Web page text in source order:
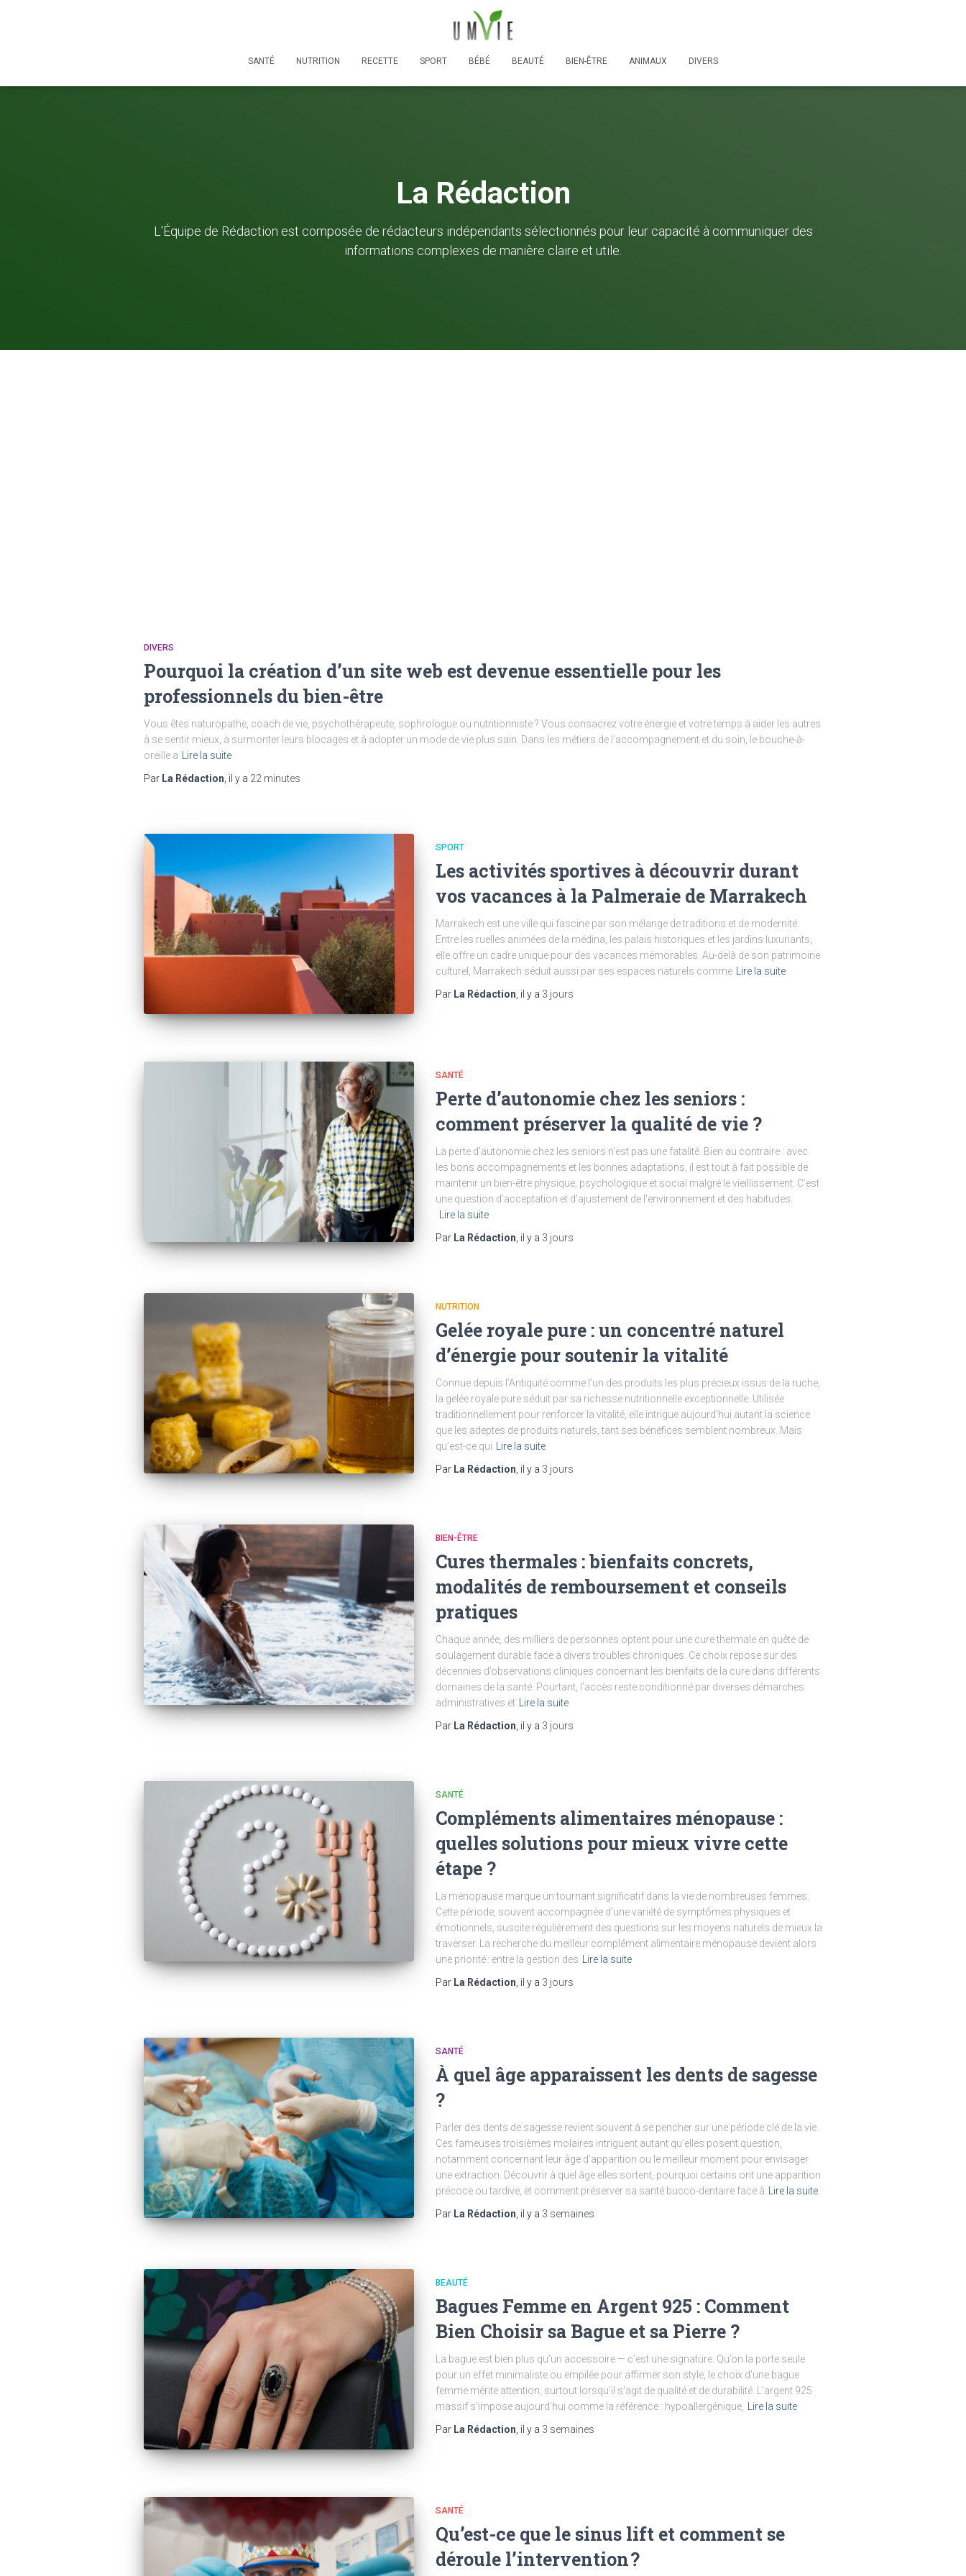
SANTÉ NUTRITION RECETTE SPORT BÉBÉ BEAUTÉ BIEN-ÊTRE ANIMAUX DIVERS
La Rédaction
L'Équipe de Rédaction est composée de rédacteurs indépendants sélectionnés pour leur capacité à communiquer des
informations complexes de manière claire et utile.
DIVERS
Pourquoi la création d’un site web est devenue essentielle pour les
professionnels du bien-être
Vous êtes naturopathe, coach de vie, psychothérapeute, sophrologue ou nutritionniste ? Vous consacrez votre énergie et votre temps à aider les autres
à se sentir mieux, à surmonter leurs blocages et à adopter un mode de vie plus sain. Dans les métiers de l’accompagnement et du soin, le bouche-à-
oreille a
Lire la suite
Par La Rédaction , il y a 22 minutes
SPORT
Les activités sportives à découvrir durant
vos vacances à la Palmeraie de Marrakech
Marrakech est une ville qui fascine par son mélange de traditions et de modernité.
Entre les ruelles animées de la médina, les palais historiques et les jardins luxuriants,
elle offre un cadre unique pour des vacances mémorables. Au-delà de son patrimoine
culturel, Marrakech séduit aussi par ses espaces naturels comme
Lire la suite
Par La Rédaction , il y a 3 jours
SANTÉ
Perte d’autonomie chez les seniors :
comment préserver la qualité de vie ?
La perte d’autonomie chez les seniors n’est pas une fatalité. Bien au contraire : avec
les bons accompagnements et les bonnes adaptations, il est tout à fait possible de
maintenir un bien-être physique, psychologique et social malgré le vieillissement. C’est
une question d’acceptation et d’ajustement de l’environnement et des habitudes.
Lire la suite
Par La Rédaction , il y a 3 jours
NUTRITION
Gelée royale pure : un concentré naturel
d’énergie pour soutenir la vitalité
Connue depuis l’Antiquité comme l’un des produits les plus précieux issus de la ruche,
la gelée royale pure séduit par sa richesse nutritionnelle exceptionnelle. Utilisée
traditionnellement pour renforcer la vitalité, elle intrigue aujourd’hui autant la science
que les adeptes de produits naturels, tant ses bénéfices semblent nombreux. Mais
qu’est-ce qui
Lire la suite
Par La Rédaction , il y a 3 jours
BIEN-ÊTRE
Cures thermales : bienfaits concrets,
modalités de remboursement et conseils
pratiques
Chaque année, des milliers de personnes optent pour une cure thermale en quête de
soulagement durable face à divers troubles chroniques. Ce choix repose sur des
décennies d’observations cliniques concernant les bienfaits de la cure dans différents
domaines de la santé. Pourtant, l’accès reste conditionné par diverses démarches
administratives et
Lire la suite
Par La Rédaction , il y a 3 jours
SANTÉ
Compléments alimentaires ménopause :
quelles solutions pour mieux vivre cette
étape ?
La ménopause marque un tournant significatif dans la vie de nombreuses femmes.
Cette période, souvent accompagnée d’une variété de symptômes physiques et
émotionnels, suscite régulièrement des questions sur les moyens naturels de mieux la
traverser. La recherche du meilleur complément alimentaire ménopause devient alors
une priorité : entre la gestion des
Lire la suite
Par La Rédaction , il y a 3 jours
SANTÉ
À quel âge apparaissent les dents de sagesse
?
Parler des dents de sagesse revient souvent à se pencher sur une période clé de la vie.
Ces fameuses troisièmes molaires intriguent autant qu’elles posent question,
notamment concernant leur âge d’apparition ou le meilleur moment pour envisager
une extraction. Découvrir à quel âge elles sortent, pourquoi certains ont une apparition
précoce ou tardive, et comment préserver sa santé bucco-dentaire face à
Lire la suite
Par La Rédaction , il y a 3 semaines
BEAUTÉ
Bagues Femme en Argent 925 : Comment
Bien Choisir sa Bague et sa Pierre ?
La bague est bien plus qu’un accessoire — c’est une signature. Qu’on la porte seule
pour un effet minimaliste ou empilée pour affirmer son style, le choix d’une bague
femme mérite attention, surtout lorsqu’il s’agit de qualité et de durabilité. L’argent 925
massif s’impose aujourd’hui comme la référence : hypoallergénique,
Lire la suite
Par La Rédaction , il y a 3 semaines
SANTÉ
Qu’est-ce que le sinus lift et comment se
déroule l’intervention ?